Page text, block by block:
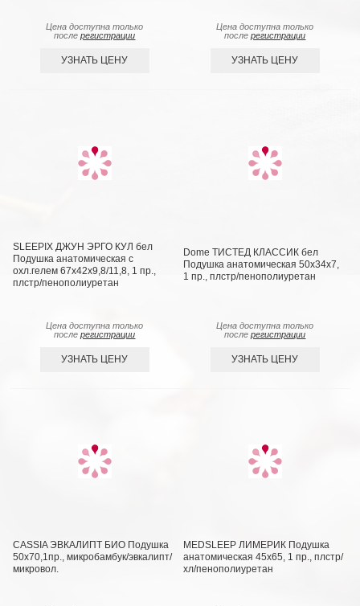
Цена доступна только
послерегистрации
УЗНАТЬ ЦЕНУ
Цена доступна только
послерегистрации
УЗНАТЬ ЦЕНУ
SLEEPIX ДЖУН ЭРГО КУЛ бел
Подушка анатомическая с
охл.гелем 67x42x9,8/11,8, 1 пр.,
плстр/пенополиуретан
Цена доступна только
послерегистрации
УЗНАТЬ ЦЕНУ
Dome ТИСТЕД КЛАССИК бел
Подушка анатомическая 50х34х7,
1 пр., плстр/пенополиуретан
Цена доступна только
послерегистрации
УЗНАТЬ ЦЕНУ
CASSIA ЭВКАЛИПТ БИО Подушка
50х70,1пр., микробамбук/эвкалипт/
микровол.
MEDSLEEP ЛИМЕРИК Подушка
анатомическая 45х65, 1 пр., плстр/
хл/пенополиуретан